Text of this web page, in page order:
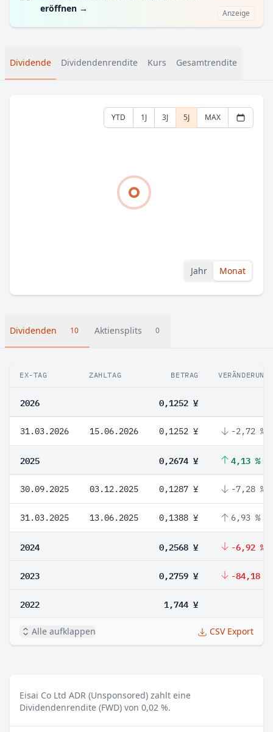
eröffnen → Anzeige
Dividende Dividendenrendite Kurs Gesamtrendite
YTD 1J 3J 5J MAX
Jahr Monat
Dividenden 10 Aktiensplits 0
EX-TAG ZAHLTAG BETRAG VERÄNDERUNG
2026 0,1252 ¥
31.03.2026 15.06.2026 0,1252 ¥ -2,72 %
2025 0,2674 ¥ 4,13 %
30.09.2025 03.12.2025 0,1287 ¥ -7,28 %
31.03.2025 13.06.2025 0,1388 ¥ 6,93 %
2024 0,2568 ¥ -6,92 %
2023 0,2759 ¥ -84,18 %
2022 1,744 ¥
Alle aufklappen CSV Export
Eisai Co Ltd ADR (Unsponsored) zahlt eine
Dividendenrendite (FWD) von 0,02 %.